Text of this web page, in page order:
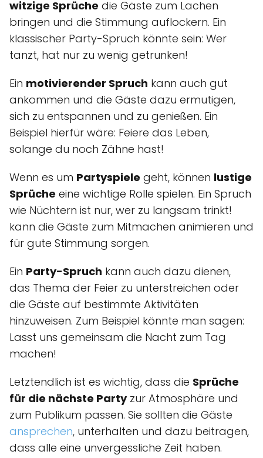
witzige Sprüche die Gäste zum Lachen
bringen und die Stimmung auflockern. Ein
klassischer Party-Spruch könnte sein: Wer
tanzt, hat nur zu wenig getrunken!
Ein motivierender Spruch kann auch gut
ankommen und die Gäste dazu ermutigen,
sich zu entspannen und zu genießen. Ein
Beispiel hierfür wäre: Feiere das Leben,
solange du noch Zähne hast!
Wenn es um Partyspiele geht, können lustige
Sprüche eine wichtige Rolle spielen. Ein Spruch
wie Nüchtern ist nur, wer zu langsam trinkt!
kann die Gäste zum Mitmachen animieren und
für gute Stimmung sorgen.
Ein Party-Spruch kann auch dazu dienen,
das Thema der Feier zu unterstreichen oder
die Gäste auf bestimmte Aktivitäten
hinzuweisen. Zum Beispiel könnte man sagen:
Lasst uns gemeinsam die Nacht zum Tag
machen!
Letztendlich ist es wichtig, dass die Sprüche
für die nächste Partyzur Atmosphäre und
zum Publikum passen. Sie sollten die Gäste
ansprechen, unterhalten und dazu beitragen,
dass alle eine unvergessliche Zeit haben.